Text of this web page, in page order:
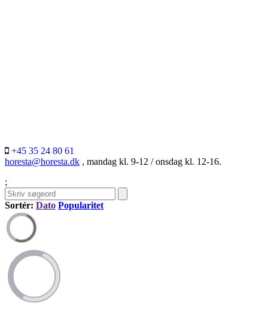
+45 35 24 80 61
horesta@horesta.dk , mandag kl. 9-12 / onsdag kl. 12-16.
;
Sortér: Dato Popularitet